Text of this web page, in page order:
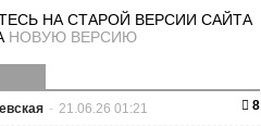
НА СТАРОЙ ВЕРСИИ САЙТА
НОВУЮ ВЕРСИЮ
- 21.06.26 01:21 8